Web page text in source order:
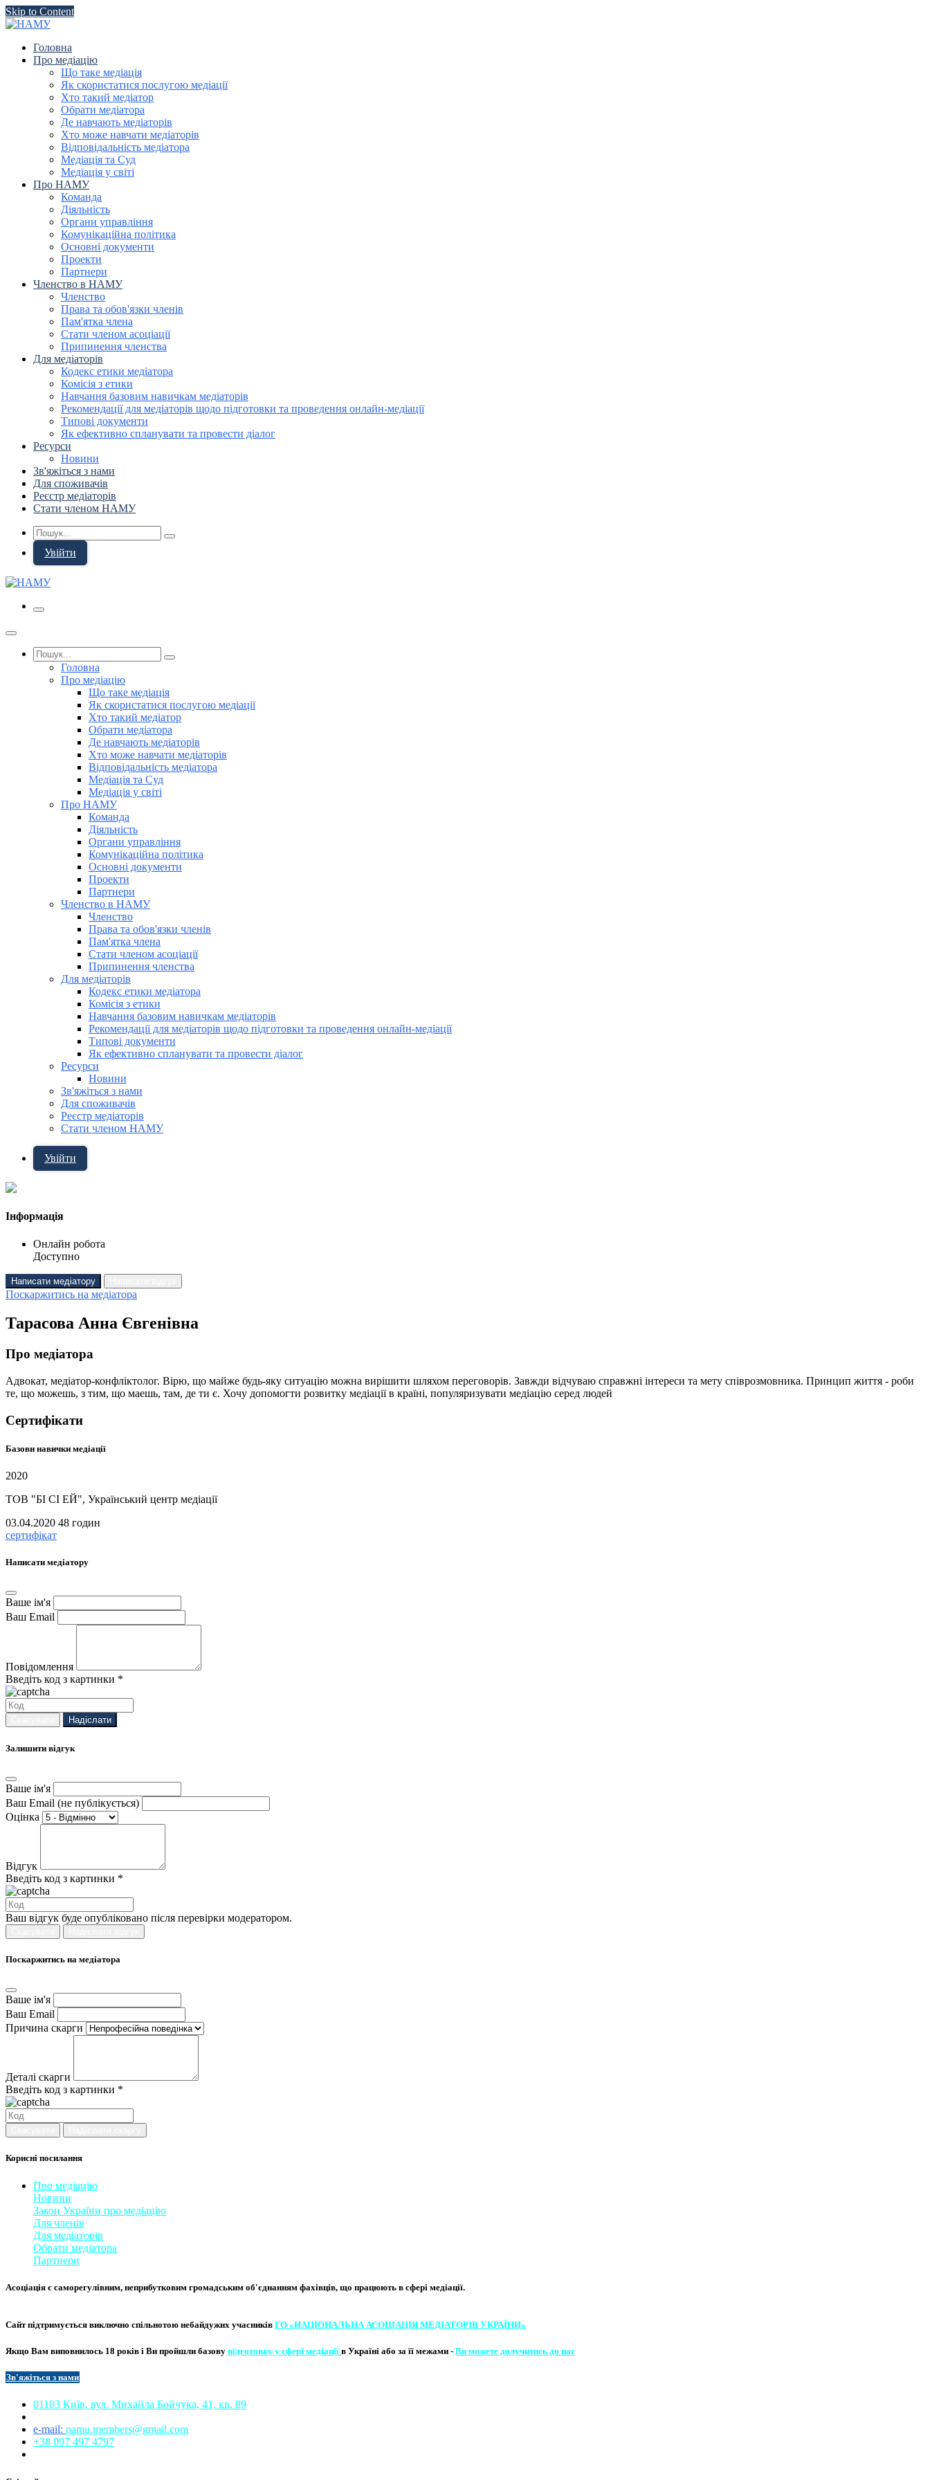
Skip to Content
Головна
Про медіацію
Що таке медіація
Як скористатися послугою медіації
Хто такий медіатор
Обрати медіатора
Де навчають медіаторів
Хто може навчати медіаторів
Відповідальність медіатора
Медіація та Суд
Медіація у світі
Про НАМУ
Команда
Діяльність
Органи управління
Комунікаційна політика
Основні документи
Проекти
Партнери
Членство в НАМУ
Членство
Права та обов'язки членів
Пам'ятка члена
Стати членом асоціації
Припинення членства
Для медіаторів
Кодекс етики медіатора
Комісія з етики
Навчання базовим навичкам медіаторів
Рекомендації для медіаторів щодо підготовки та проведення онлайн-медіації
Типові документи
Як ефективно спланувати та провести діалог
Ресурси
Новини
Зв'яжіться з нами
Для споживачів
Реєстр медіаторів
Стати членом НАМУ
Увійти
Головна
Про медіацію
Що таке медіація
Як скористатися послугою медіації
Хто такий медіатор
Обрати медіатора
Де навчають медіаторів
Хто може навчати медіаторів
Відповідальність медіатора
Медіація та Суд
Медіація у світі
Про НАМУ
Команда
Діяльність
Органи управління
Комунікаційна політика
Основні документи
Проекти
Партнери
Членство в НАМУ
Членство
Права та обов'язки членів
Пам'ятка члена
Стати членом асоціації
Припинення членства
Для медіаторів
Кодекс етики медіатора
Комісія з етики
Навчання базовим навичкам медіаторів
Рекомендації для медіаторів щодо підготовки та проведення онлайн-медіації
Типові документи
Як ефективно спланувати та провести діалог
Ресурси
Новини
Зв'яжіться з нами
Для споживачів
Реєстр медіаторів
Стати членом НАМУ
Увійти
Інформація
Онлайн робота
Доступно
Написати медіатору
Поскаржитись на медіатора
Тарасова Анна Євгенівна
Про медіатора
Адвокат, медіатор-конфліктолог. Вірю, що майже будь-яку ситуацію можна вирішити шляхом переговорів. Завжди відчуваю справжні інтереси та мету співрозмовника. Принцип життя - роби
те, що можешь, з тим, що маешь, там, де ти є. Хочу допомогти розвитку медіації в країні, популяризувати медіацію серед людей
Сертифікати
Базови навички медіації
2020
ТОВ "БІ СІ ЕЙ", Український центр медіації
03.04.2020 48 годин
сертифікат
Написати медіатору
Ваше ім'я
Ваш Email
Повідомлення
Введіть код з картинки *
Надіслати
Залишити відгук
Ваше ім'я
Ваш Email (не публікується)
Оцінка
Відгук
Введіть код з картинки *
Ваш відгук буде опубліковано після перевірки модератором.
Поскаржитись на медіатора
Ваше ім'я
Ваш Email
Причина скарги
Деталі скарги
Введіть код з картинки *
Корисні посилання
Про медіацію
Новини
Закон України про медіаці​ю
Для членів
Для медіаторів
Обрати медіатора
Партнери
Асоціація є саморегулівним, неприбутковим громадським об'єднанням фахівців, що працюють в сфері медіації. ​
Сайт підтримується виключно спільнотою небайдужих учасників ГО «НАЦІОНАЛЬНА АСОЦІ​АЦІЯ МЕ​​ДІАТОРІВ УКРА​ЇНИ»
Якщо Вам виповнилось 18 років і Ви пройшли базову підготовку у сфері медіації в Україні або за її межами - Ви можете долучитись до нас
Зв'яжіться з нами​​
01103 Київ, вул. Михайла Бойчука, 41, кв. 89​
e-mail: namu.members@gmail.com​
+38 097 497 4797